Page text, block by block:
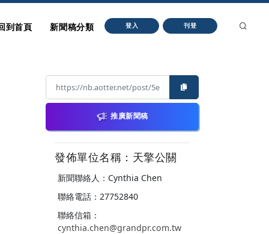
到首頁 新聞稿分類 登入 刊登
推廣新聞稿
發佈單位名稱：天擎公關
新聞聯絡人：Cynthia Chen
聯絡電話：27752840
聯絡信箱：
cynthia.chen@grandpr.com.tw